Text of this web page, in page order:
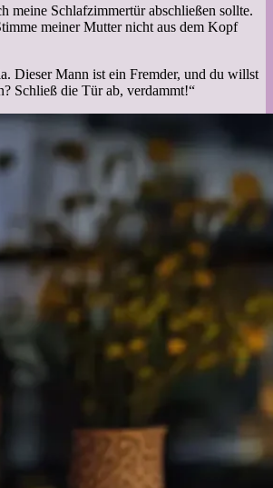
meine Schlafzimmertür abschließen sollte.
meiner Mutter nicht aus dem Kopf
Dieser Mann ist ein Fremder, und du willst
Schließ die Tür ab, verdammt!“